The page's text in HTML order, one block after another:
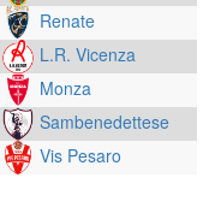
Renate
L.R. Vicenza
Monza
Sambenedettese
Vis Pesaro